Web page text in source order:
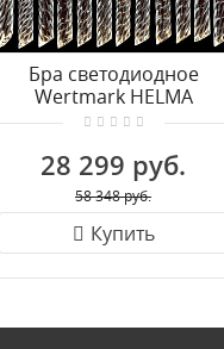
Бра светодиодное
Wertmark HELMA
WE465.01.101
28 299 руб.
58 348 руб.
Купить